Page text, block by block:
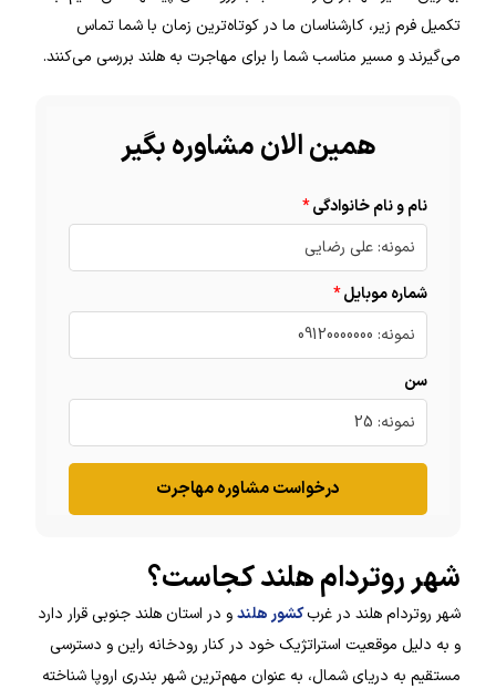
تکمیل فرم زیر، کارشناسان ما در کوتاه‌ترین زمان با شما تماس
می‌گیرند و مسیر مناسب شما را برای مهاجرت به هلند بررسی می‌کنند.
همین الان مشاوره بگیر
نام و نام خانوادگی
شماره موبایل
سن
درخواست مشاوره مهاجرت
شهر روتردام هلند کجاست؟
شهر روتردام هلند در غربکشور هلندو در استان هلند جنوبی قرار دارد
و به دلیل موقعیت استراتژیک خود در کنار رودخانه راین و دسترسی
مستقیم به دریای شمال، به عنوان مهم‌ترین شهر بندری اروپا شناخته